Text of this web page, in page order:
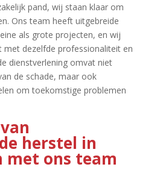
pand, wij staan klaar om
Ons team heeft uitgebreide
als grote projecten, en wij
met dezelfde professionaliteit en
dienstverlening omvat niet
de schade, maar ook
om toekomstige problemen
herstel in
met ons team